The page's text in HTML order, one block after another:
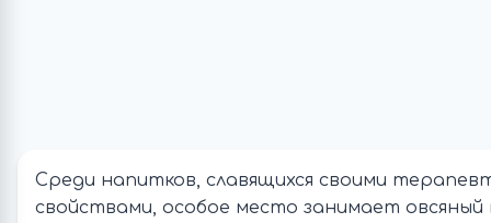
Среди напитков, славящихся своими
свойствами, особое место занимает овсяный